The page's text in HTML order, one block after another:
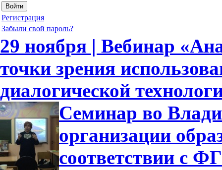
Регистрация
Забыли свой пароль?
29 ноября | Вебинар
точки зрения
диалогической
Семинар во
организации
соответствии с